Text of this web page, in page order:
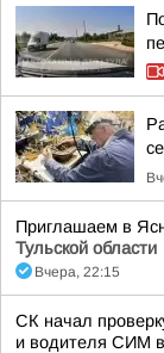
Приглашаем в
Тульской области
Вчера, 22:15
СК начал
и водителя СИМ